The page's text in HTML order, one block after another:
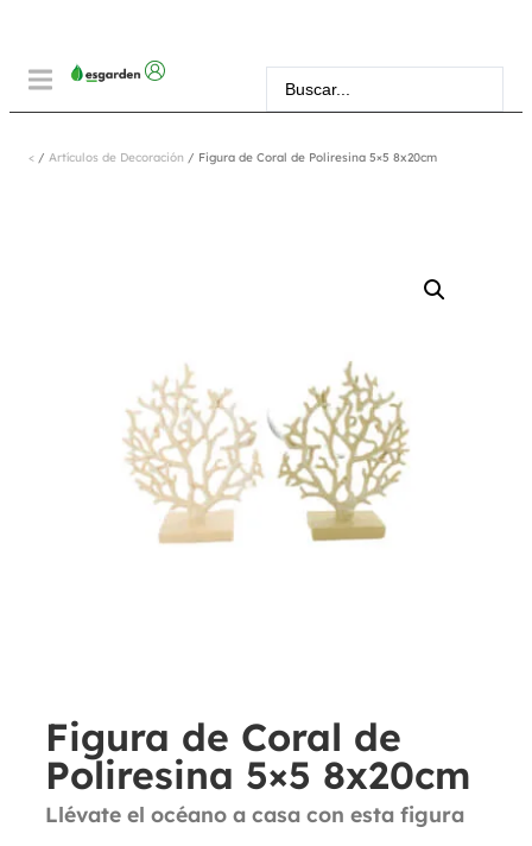
< / Artículos de Decoración / Figura de Coral de Poliresina 5×5 8x20cm
Figura de Coral de
Poliresina 5×5 8x20cm
Llévate el océano a casa con esta figura